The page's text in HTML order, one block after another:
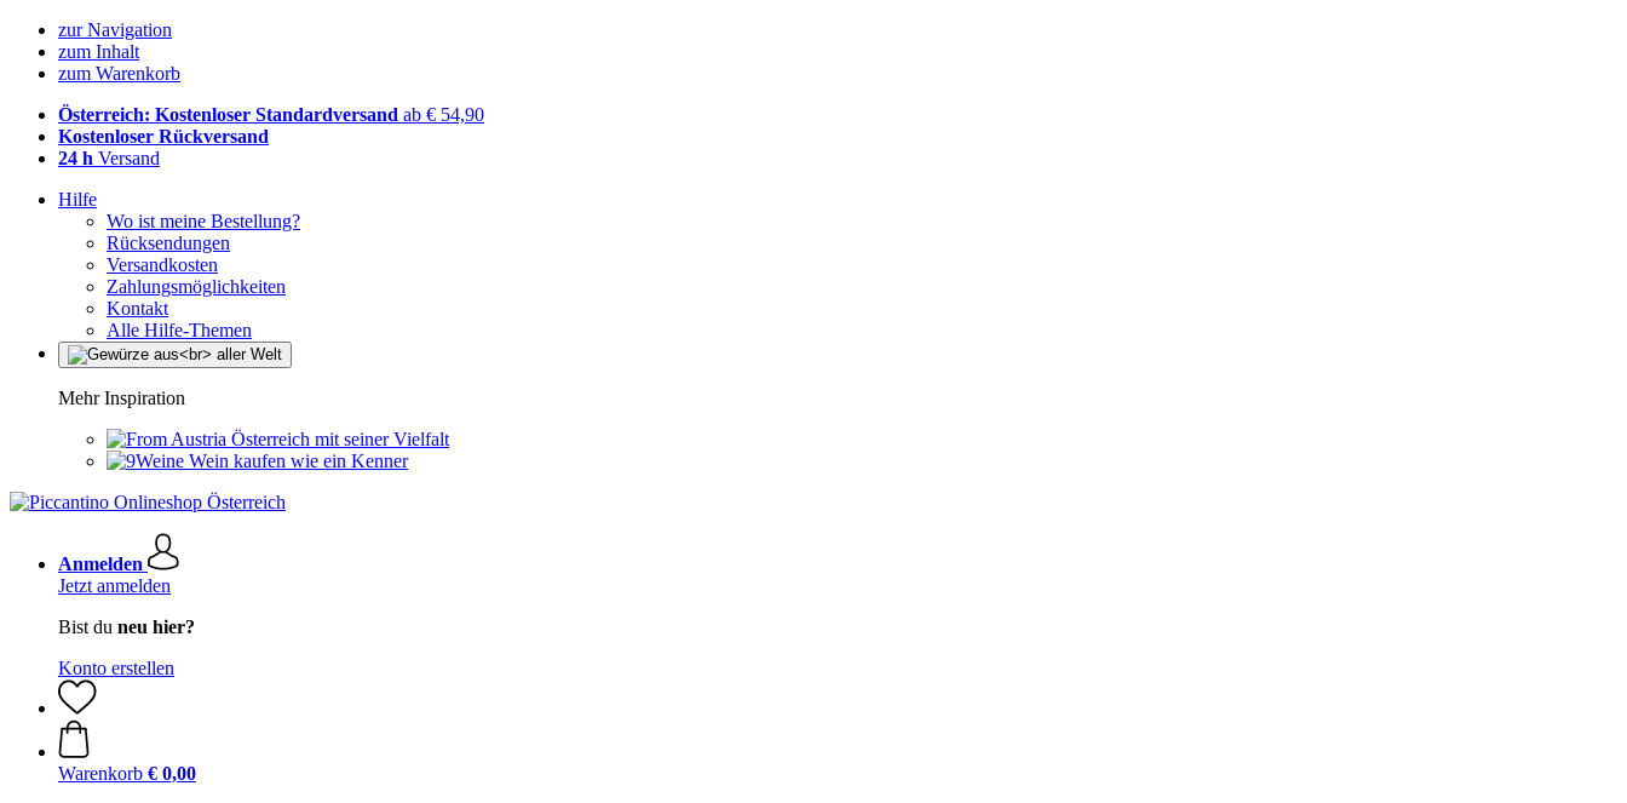
zur Navigation
zum Inhalt
zum Warenkorb
Österreich: Kostenloser Standardversand ab € 54,90
Kostenloser Rückversand
24 h Versand
Hilfe
Wo ist meine Bestellung?
Rücksendungen
Versandkosten
Zahlungsmöglichkeiten
Kontakt
Alle Hilfe-Themen
Mehr Inspiration
Österreich mit seiner Vielfalt
Wein kaufen wie ein Kenner
Anmelden
Jetzt anmelden
Bist du neu hier?
Konto erstellen
Warenkorb € 0,00